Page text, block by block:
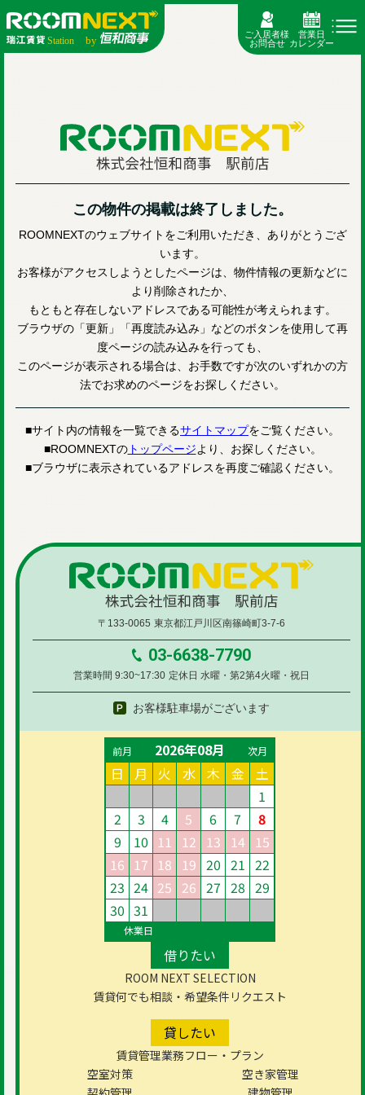
ご入居者様
お問合せ
営業日
カレンダー
この物件の掲載は終了しました。
ROOMNEXTのウェブサイトをご利用いただき、ありがとうござ
います。
お客様がアクセスしようとしたページは、物件情報の更新などに
より削除されたか、
もともと存在しないアドレスである可能性が考えられます。
ブラウザの「更新」「再度読み込み」などのボタンを使用して再
度ページの読み込みを行っても、
このページが表示される場合は、お手数ですが次のいずれかの方
法でお求めのページをお探しください。
■サイト内の情報を一覧できるサイトマップをご覧ください。
■ROOMNEXTのトップページより、お探しください。
■ブラウザに表示されているアドレスを再度ご確認ください。
〒133-0065 東京都江戸川区南篠崎町3-7-6
03-6638-7790
営業時間 9:30~17:30 定休日 水曜・第2第4火曜・祝日
お客様駐車場がございます
借りたい
ROOM NEXT SELECTION
賃貸何でも相談・希望条件リクエスト
貸したい
賃貸管理業務フロー・プラン
空室対策
空き家管理
前月 2026年08月 次月
日 月 火 水 木 金
土
1
2
3 4 5 6 7
8
9
10 11 12 13 14
15
16 17 18 19 20 21 22
23 24 25 26 27 28 29
30 31
休業日